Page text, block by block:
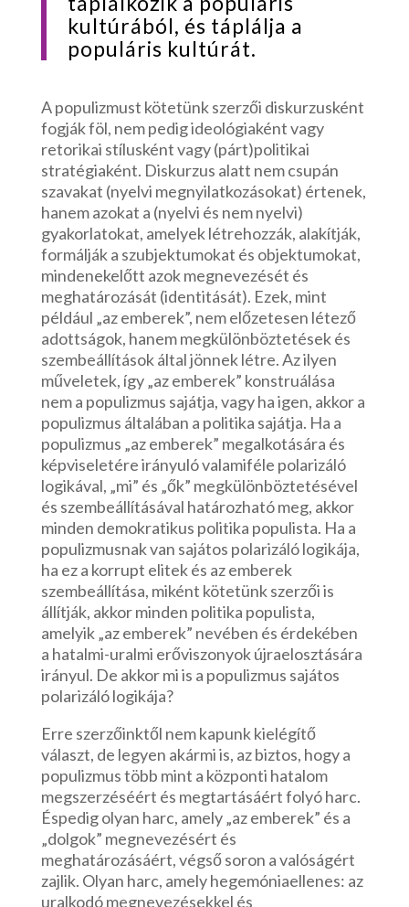
kultúrából, és táplálja a
populáris kultúrát.
A populizmust kötetünk szerzői diskurzusként
fogják föl, nem pedig ideológiaként vagy
retorikai stílusként vagy (párt)politikai
stratégiaként. Diskurzus alatt nem csupán
szavakat (nyelvi megnyilatkozásokat) értenek,
hanem azokat a (nyelvi és nem nyelvi)
gyakorlatokat, amelyek létrehozzák, alakítják,
formálják a szubjektumokat és objektumokat,
mindenekelőtt azok megnevezését és
meghatározását (identitását). Ezek, mint
például „az emberek”, nem előzetesen létező
adottságok, hanem megkülönböztetések és
szembeállítások által jönnek létre. Az ilyen
műveletek, így „az emberek” konstruálása
nem a populizmus sajátja, vagy ha igen, akkor a
populizmus általában a politika sajátja. Ha a
populizmus „az emberek” megalkotására és
képviseletére irányuló valamiféle polarizáló
logikával, „mi” és „ők” megkülönböztetésével
és szembeállításával határozható meg, akkor
minden demokratikus politika populista. Ha a
populizmusnak van sajátos polarizáló logikája,
ha ez a korrupt elitek és az emberek
szembeállítása, miként kötetünk szerzői is
állítják, akkor minden politika populista,
amelyik „az emberek” nevében és érdekében
a hatalmi-uralmi erőviszonyok újraelosztására
irányul. De akkor mi is a populizmus sajátos
polarizáló logikája?
Erre szerzőinktől nem kapunk kielégítő
választ, de legyen akármi is, az biztos, hogy a
populizmus több mint a központi hatalom
megszerzéséért és megtartásáért folyó harc.
Éspedig olyan harc, amely „az emberek” és a
„dolgok” megnevezésért és
meghatározásáért, végső soron a valóságért
zajlik. Olyan harc, amely hegemóniaellenes: az
uralkodó megnevezésekkel és